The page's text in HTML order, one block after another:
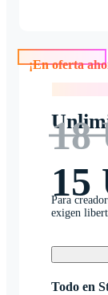
18
15
Para
exigen
Todo en